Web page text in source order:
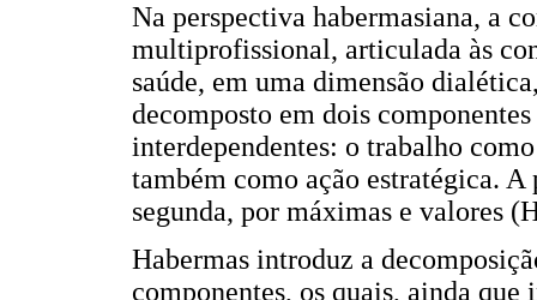
Na perspectiva habermasiana, a
multiprofissional, articulada às
saúde, em uma dimensão
decomposto em dois
interdependentes: o trabalho
também como ação estratégica.
segunda, por máximas e valores
Habermas introduz a
componentes, os quais, ainda que